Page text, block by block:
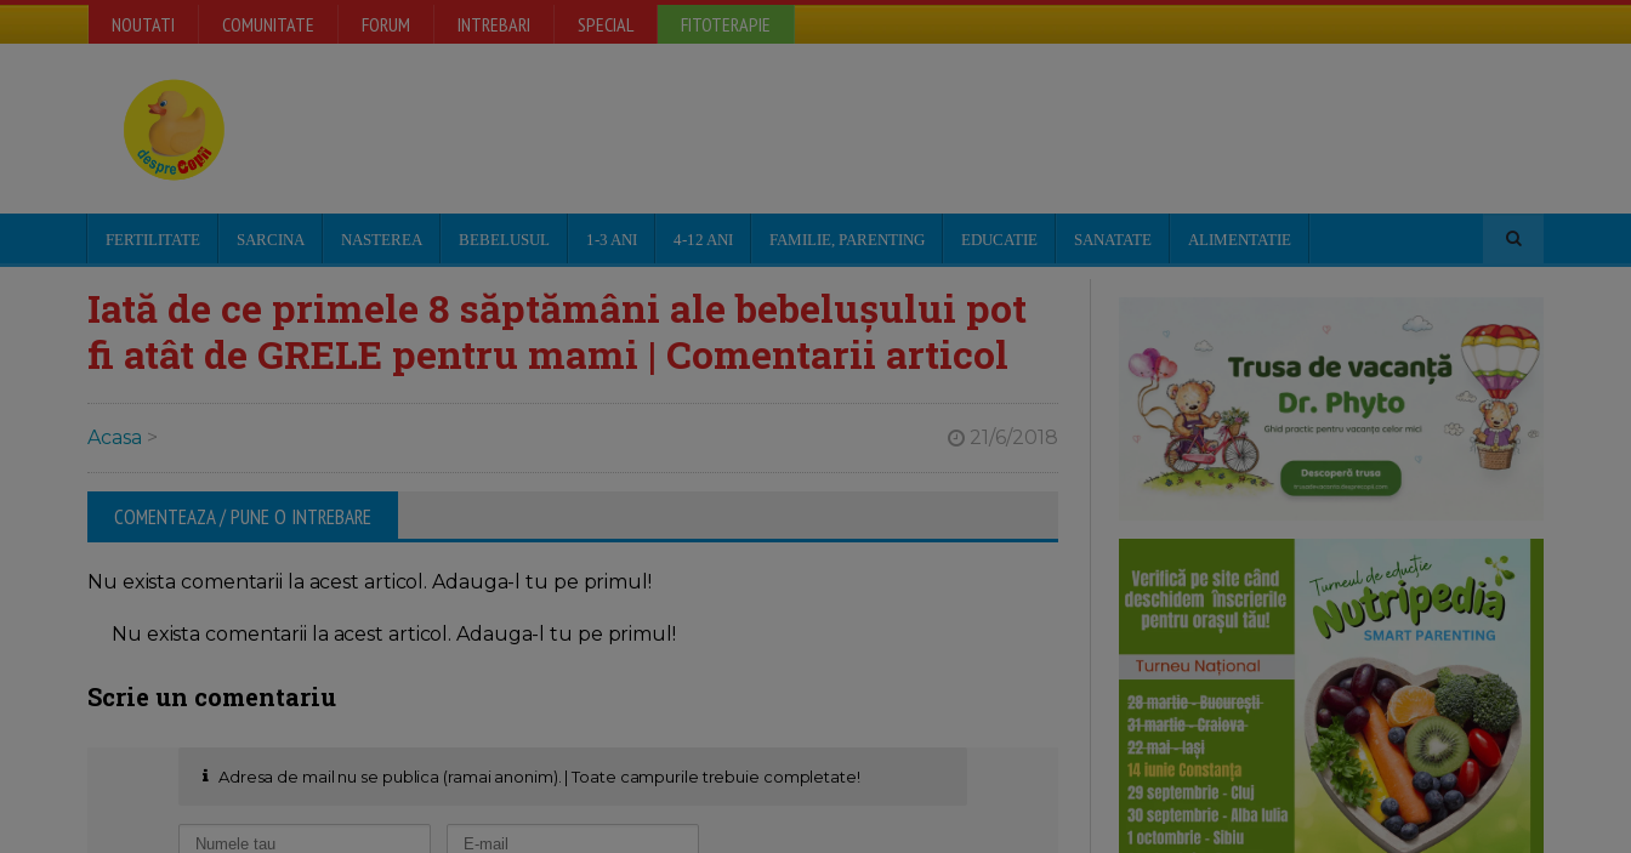
NOUTATI COMUNITATE FORUM INTREBARI SPECIAL FITOTERAPIE
FERTILITATE SARCINA NASTEREA BEBELUSUL 1-3 ANI 4-12 ANI FAMILIE, PARENTING EDUCATIE SANATATE ALIMENTATIE
Iată de ce primele 8 săptămâni ale bebelușului pot
fi atât de GRELE pentru mami | Comentarii articol
Acasa > 21/6/2018
COMENTEAZA / PUNE O INTREBARE
Nu exista comentarii la acest articol. Adauga-l tu pe primul!
Nu exista comentarii la acest articol. Adauga-l tu pe primul!
Scrie un comentariu
Adresa de mail nu se publica (ramai anonim). | Toate campurile trebuie completate!